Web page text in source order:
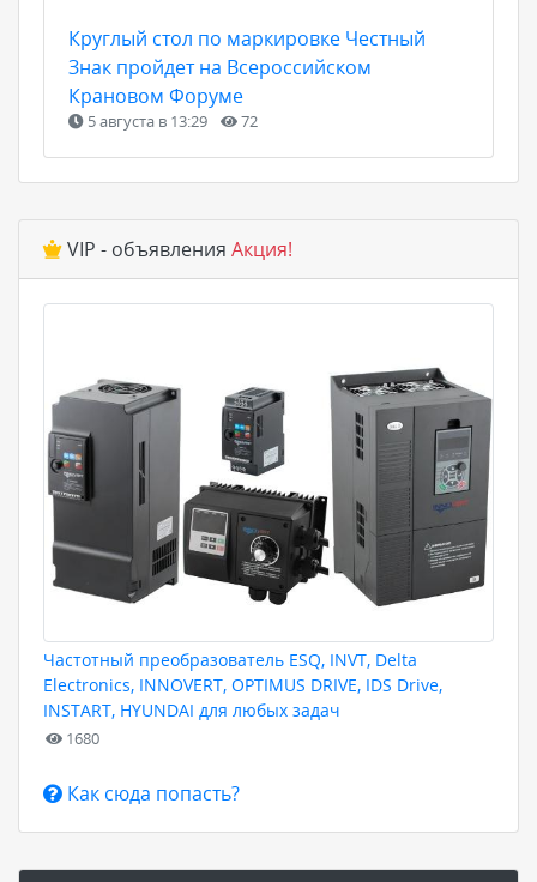
Круглый стол по маркировке Честный
Знак пройдет на Всероссийском
Крановом Форуме
5 августа в 13:29 72
VIP - объявления Акция!
Частотный преобразователь ESQ, INVT, Delta
Electronics, INNOVERT, OPTIMUS DRIVE, IDS Drive,
INSTART, HYUNDAI для любых задач
1680
Как сюда попасть?